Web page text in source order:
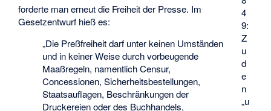
4
9:
Z
u
d
e
n
„u
forderte man erneut die Freiheit der Presse. Im
Gesetzentwurf hieß es:
„Die Preßfreiheit darf unter keinen Umständen
und in keiner Weise durch vorbeugende
Maaßregeln, namentlich Censur,
Concessionen, Sicherheitsbestellungen,
Staatsauflagen, Beschränkungen der
Druckereien oder des Buchhandels,